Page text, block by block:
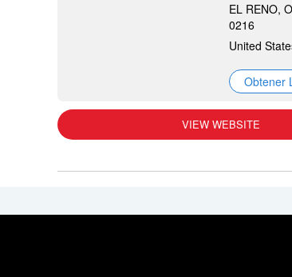
EL RENO,
0216
United
Obtener
VIEW WEBSITE